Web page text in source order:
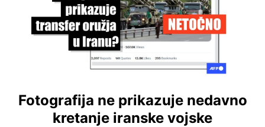
Fotografija ne prikazuje nedavno
kretanje iranske vojske